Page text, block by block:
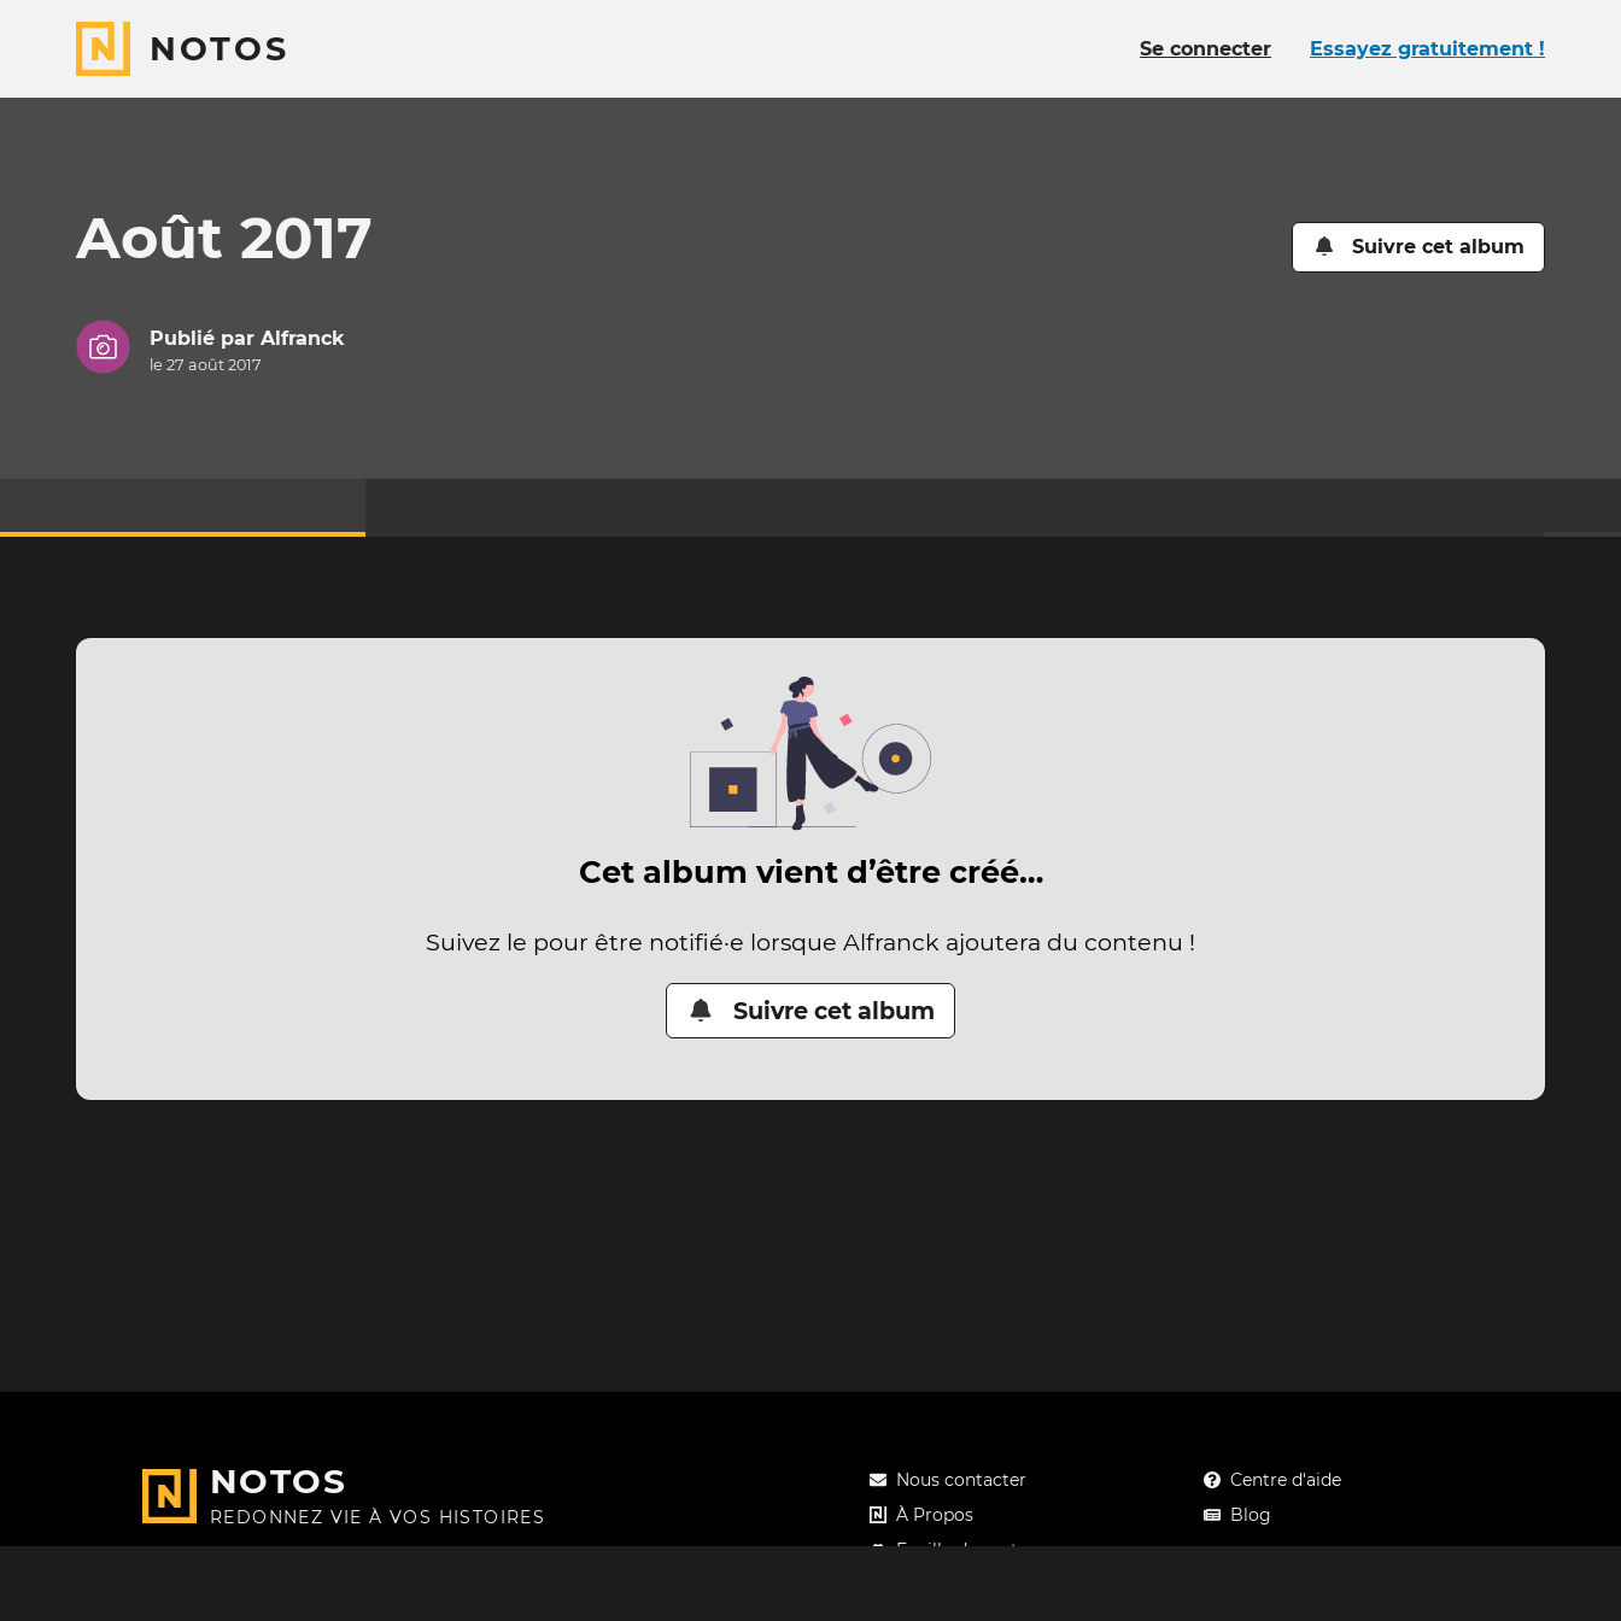
NOTOS Se connecter Essayez gratuitement !
Août 2017 Suivre cet album
Publié par Alfranck
le 27 août 2017
Cet album vient d’être créé…
Suivez le pour être notifié·e lorsque Alfranck ajoutera du contenu !
Suivre cet album
NOTOS
REDONNEZ VIE À VOS HISTOIRES
Nous contacter
À Propos
Feuille de route
Centre d'aide
Blog